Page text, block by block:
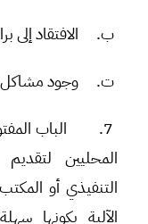
ب‌. الافتقاد
ت‌. وجود مشاكل
الباب
المحليين
التنفيذي أو
الآلية بكونها